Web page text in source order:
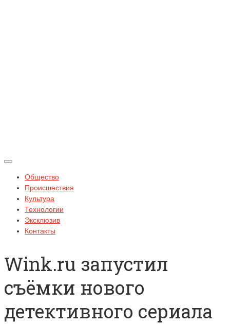
Общество
Происшествия
Культура
Технологии
Эксклюзив
Контакты
Wink.ru запустил
съёмки нового
детективного сериала